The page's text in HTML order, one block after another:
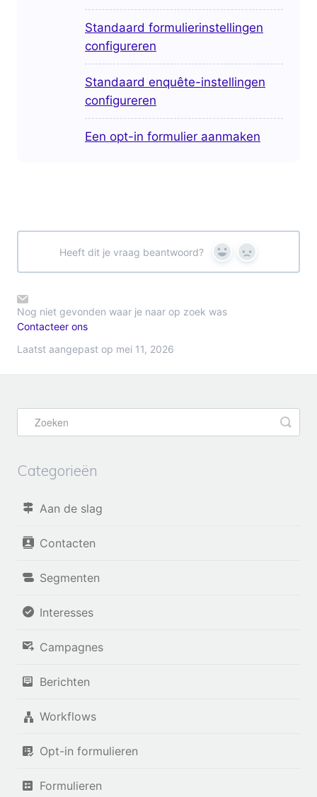
Standaard formulierinstellingen
configureren
Standaard enquête-instellingen
configureren
Een opt-in formulier aanmaken
Heeft dit je vraag beantwoord? Yes No
Nog niet gevonden waar je naar op zoek was
Contacteer ons
Laatst aangepast op mei 11, 2026
Categorieën
Aan de slag
Contacten
Segmenten
Interesses
Campagnes
Berichten
Workflows
Opt-in formulieren
Formulieren